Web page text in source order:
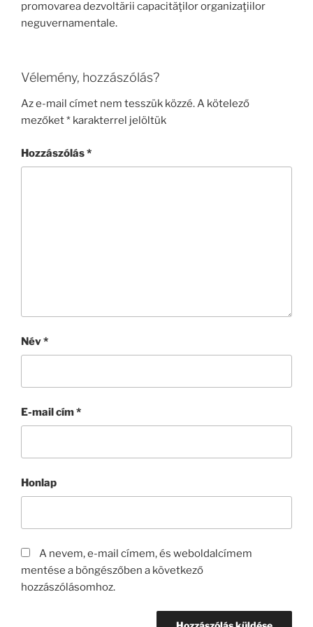
promovarea dezvoltării capacităţilor organizaţiilor
neguvernamentale.
Vélemény, hozzászólás?
Az e-mail címet nem tesszük közzé.A kötelező
mezőket* karakterrel jelöltük
Hozzászólás*
Név*
E-mail cím*
Honlap
A nevem, e-mail címem, és weboldalcímem
mentése a böngészőben a következő
hozzászólásomhoz.